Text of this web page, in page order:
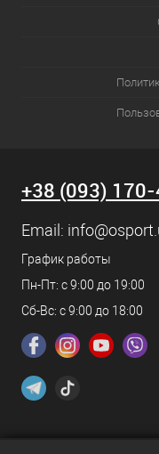
+38 (093)
Email:
График работы
Пн-Пт: с 9:00 до 19:00
Сб-Вс: с 9:00 до 18:00